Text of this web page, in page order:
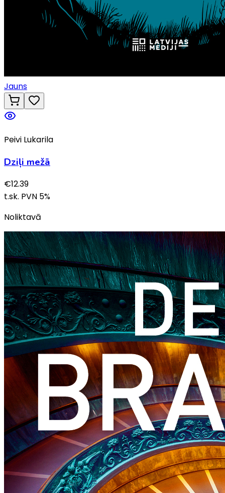
Jauns
Peivi Lukarila
Dziļi mežā
€12.39
t.sk. PVN 5%
Noliktavā